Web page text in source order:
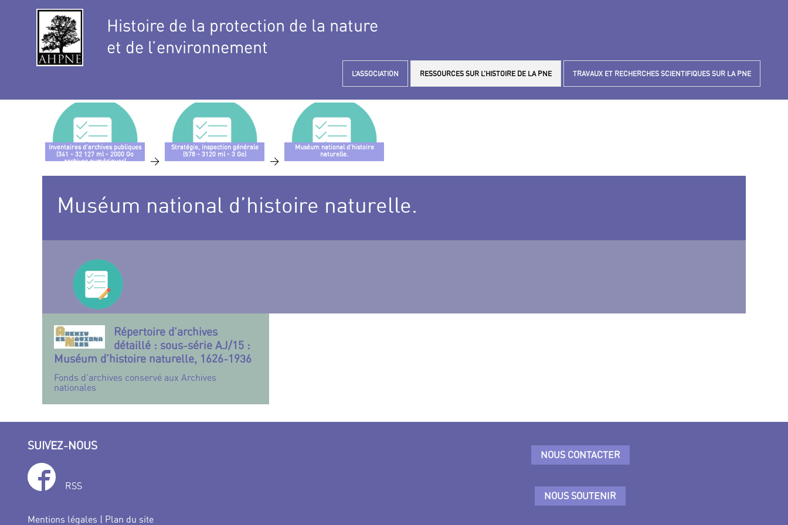
Histoire de la protection de la nature
et de l’environnement
L’ASSOCIATION RESSOURCES SUR L’HISTOIRE DE LA PNE TRAVAUX ET RECHERCHES SCIENTIFIQUES SUR LA PNE
Inventaires d’archives publiques
(341 - 32 127 ml - 2000 Go
archives numériques)
>
Stratégie, inspection générale
(578 - 3120 ml - 3 Go)
>
Muséum national d’histoire
naturelle.
Muséum national d’histoire naturelle.
Répertoire d’archives
détaillé : sous-série AJ/15 :
Muséum d’histoire naturelle, 1626-1936
Fonds d’archives conservé aux Archives
nationales
SUIVEZ-NOUS
RSS
Mentions légales | Plan du site
NOUS CONTACTER
NOUS SOUTENIR